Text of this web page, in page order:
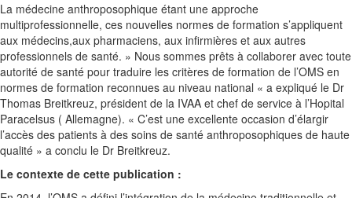
La médecine anthroposophique étant une approche
multiprofessionnelle, ces nouvelles normes de formation s’appliquent
aux médecins,aux pharmaciens, aux infirmières et aux autres
professionnels de santé. » Nous sommes prêts à collaborer avec toute
autorité de santé pour traduire les critères de formation de l’OMS en
normes de formation reconnues au niveau national « a expliqué le Dr
Thomas Breitkreuz, président de la IVAA et chef de service à l’Hopital
Paracelsus ( Allemagne). « C’est une excellente occasion d’élargir
l’accès des patients à des soins de santé anthroposophiques de haute
qualité » a conclu le Dr Breitkreuz.
Le contexte de cette publication :